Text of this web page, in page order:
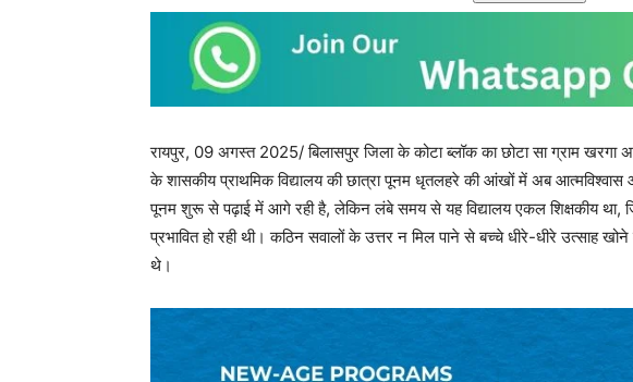
रायपुर, 09 अगस्त 2025/ बिलासपुर जिला के कोटा ब्लॉक का छोटा सा ग्राम खरगा
के शासकीय प्राथमिक विद्यालय की छात्रा पूनम धृतलहरे की आंखों में अब आत्मविश्वास
पूनम शुरू से पढ़ाई में आगे रही है, लेकिन लंबे समय से यह विद्यालय एकल शिक्षकीय था,
प्रभावित हो रही थी। कठिन सवालों के उत्तर न मिल पाने से बच्चे धीरे-धीरे उत्साह
थे।